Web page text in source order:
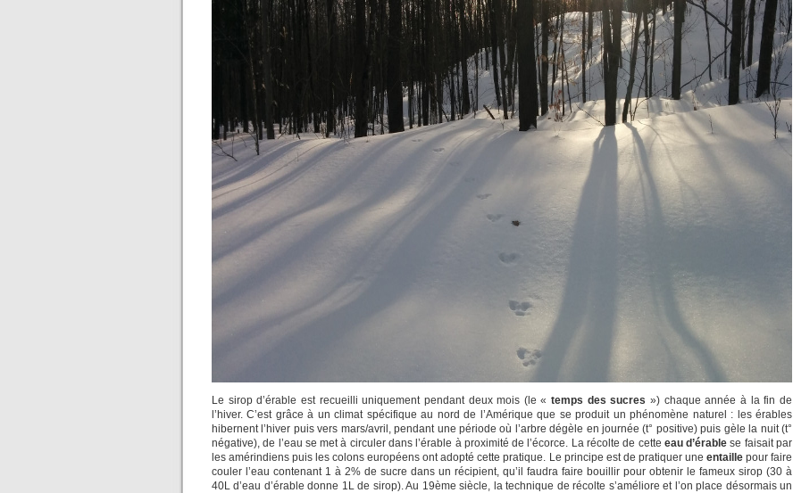
Le sirop d’érable est recueilli uniquement pendant deux mois (le « temps des sucres ») chaque année à la fin de
l’hiver. C’est grâce à un climat spécifique au nord de l’Amérique que se produit un phénomène naturel : les érables
hibernent l’hiver puis vers mars/avril, pendant une période où l’arbre dégèle en journée (t° positive) puis gèle la nuit (t°
négative), de l’eau se met à circuler dans l’érable à proximité de l’écorce. La récolte de cette eau d’érable se faisait par
les amérindiens puis les colons européens ont adopté cette pratique. Le principe est de pratiquer une entaillepour faire
couler l’eau contenant 1 à 2% de sucre dans un récipient, qu’il faudra faire bouillir pour obtenir le fameux sirop (30 à
40L d’eau d’érable donne 1L de sirop). Au 19ème siècle, la technique de récolte s’améliore et l’on place désormais un